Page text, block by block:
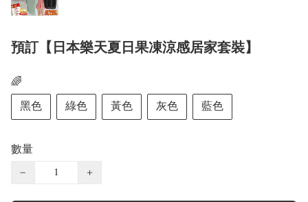
預訂【日本樂天夏日果凍涼感居家套裝】
🌈
黑色
綠色 黃色 灰色 藍色
數量
−
+